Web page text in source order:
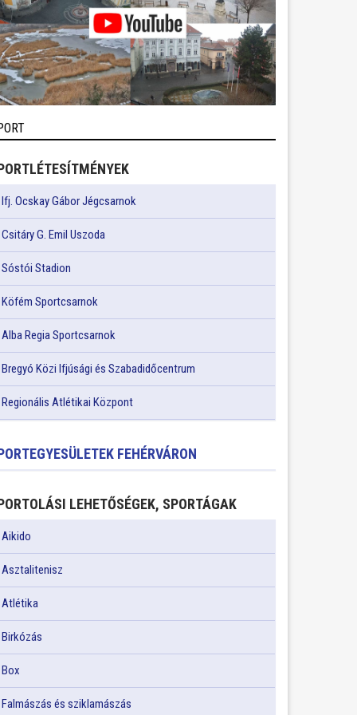
Ifj. Ocskay Gábor Jégcsarnok
Csitáry G. Emil Uszoda
Sóstói Stadion
Köfém Sportcsarnok
Alba Regia Sportcsarnok
Bregyó Közi Ifjúsági és Szabadidőcentrum
Regionális Atlétikai Központ
FEHÉRVÁRON
LEHETŐSÉGEK, SPORTÁGAK
Aikido
Asztalitenisz
Atlétika
Birkózás
Box
Falmászás és sziklamászás